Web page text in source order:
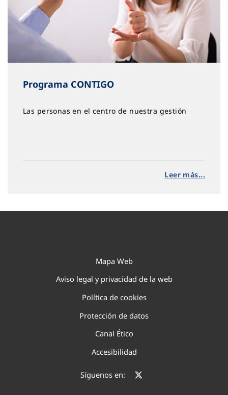
Programa CONTIGO
Las personas en el centro de nuestra gestión
Leer más...
Mapa Web
Aviso legal y privacidad de la web
Política de cookies
Protección de datos
Canal Ético
Accesibilidad
Síguenos en: